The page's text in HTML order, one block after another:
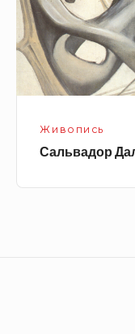
Живопись
Сальвадор